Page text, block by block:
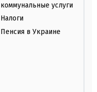
коммунальные услуги
Налоги
Пенсия в Украине